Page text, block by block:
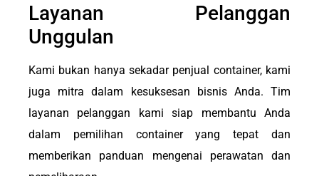
Layanan Pelanggan
Unggulan
Kami bukan hanya sekadar penjual container, kami
juga mitra dalam kesuksesan bisnis Anda. Tim
layanan pelanggan kami siap membantu Anda
dalam pemilihan container yang tepat dan
memberikan panduan mengenai perawatan dan